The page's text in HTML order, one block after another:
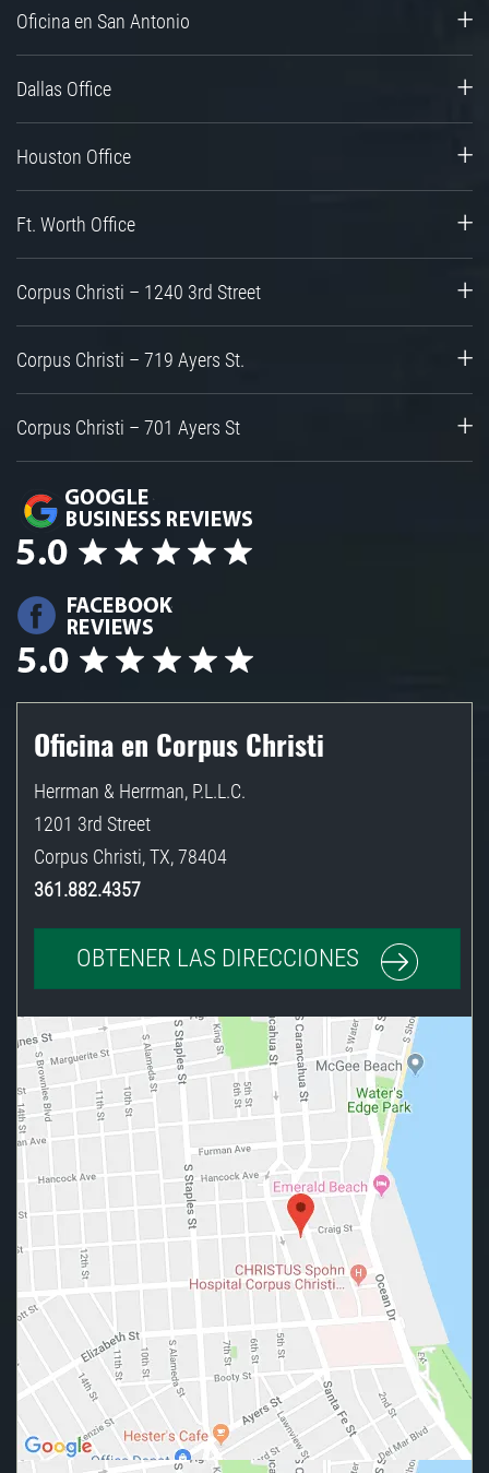
Oficina en San Antonio
Dallas Office
Houston Office
Ft. Worth Office
Corpus Christi – 1240 3rd Street
Corpus Christi – 719 Ayers St.
Corpus Christi – 701 Ayers St
Oficina en Corpus Christi
Herrman & Herrman, P.L.L.C.
1201 3rd Street
Corpus Christi,TX,78404
361.882.4357
OBTENER LAS DIRECCIONES